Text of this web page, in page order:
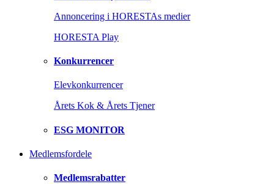
Annoncering i HORESTAs medier
HORESTA Play
Konkurrencer
Elevkonkurrencer
Årets Kok & Årets Tjener
ESG MONITOR
Medlemsfordele
Medlemsrabatter